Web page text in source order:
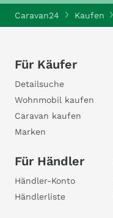
Caravan24 Kaufen
Für Käufer
Detailsuche
Wohnmobil kaufen
Caravan kaufen
Marken
Für Händler
Händler-Konto
Händlerliste